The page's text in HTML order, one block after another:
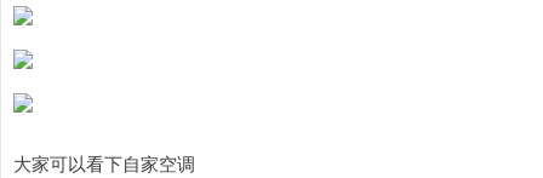
大家可以看下自家空调